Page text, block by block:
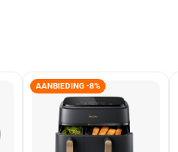
AANBIEDING -8%